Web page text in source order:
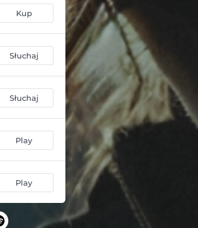
Kup
Słuchaj
Słuchaj
Play
Play